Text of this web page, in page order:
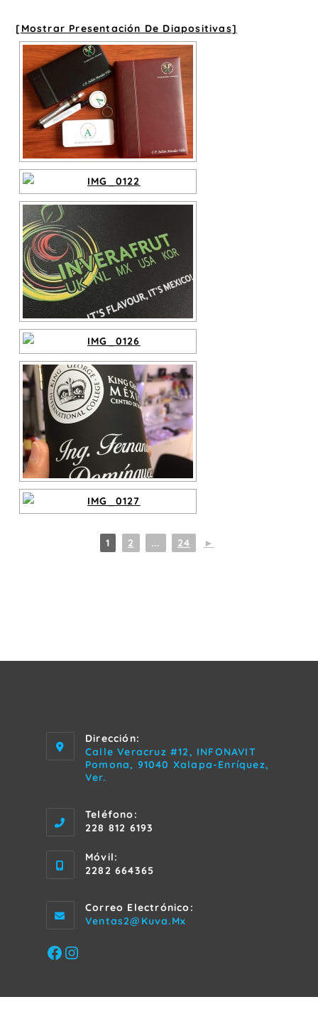
[Mostrar Presentación De Diapositivas]
1 2 ... 24 ►
Dirección:
Calle Veracruz #12, INFONAVIT
Pomona, 91040 Xalapa-Enríquez,
Ver.
Teléfono:
228 812 6193
Móvil:
2282 664365
Correo Electrónico:
Ventas2@kuva.mx
Facebook
Instagram